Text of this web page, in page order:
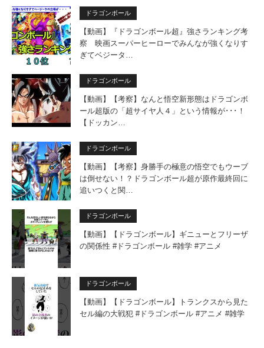
ドラゴンボール
【動画】『ドラゴンボール超』強さランキング考
察 映画スーパーヒーローでみんなが強くなりす
ぎてベジータ…
ドラゴンボール
【動画】【考察】なんと悟空新形態はドラゴンボ
ール超版の「超サイヤ人４」という情報が･･･！
【ドッカン…
ドラゴンボール
【動画】【考察】身勝手の極意の悟空でもウーブ
は倒せない！？ドラゴンボール超が原作最終回に
追いつくと関…
ドラゴンボール
【動画】【ドラゴンボール】ギニューとフリーザ
の関係性 #ドラゴンボール #雑学 #アニメ
ドラゴンボール
【動画】【ドラゴンボール】トランクスから見た
セル編の大戦犯 #ドラゴンボール #アニメ #雑学